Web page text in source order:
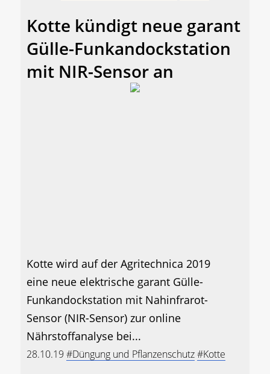
Kotte kündigt neue garant
Gülle-Funkandockstation
mit NIR-Sensor an
Kotte wird auf der Agritechnica 2019
eine neue elektrische garant Gülle-
Funkandockstation mit Nahinfrarot-
Sensor (NIR-Sensor) zur online
Nährstoffanalyse bei...
28.10.19 #Düngung und Pflanzenschutz#Kotte